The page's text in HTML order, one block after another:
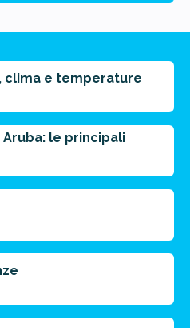
Punti chiave
di viaggio.
clima e temperature
le principali